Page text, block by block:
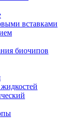
вставками
биочипов